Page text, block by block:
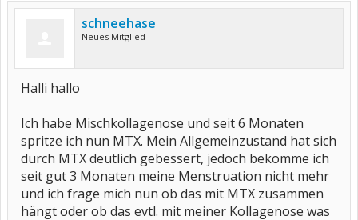
schneehase
Neues Mitglied
Halli hallo
Ich habe Mischkollagenose und seit 6 Monaten
spritze ich nun MTX. Mein Allgemeinzustand hat sich
durch MTX deutlich gebessert, jedoch bekomme ich
seit gut 3 Monaten meine Menstruation nicht mehr
und ich frage mich nun ob das mit MTX zusammen
hängt oder ob das evtl. mit meiner Kollagenose was